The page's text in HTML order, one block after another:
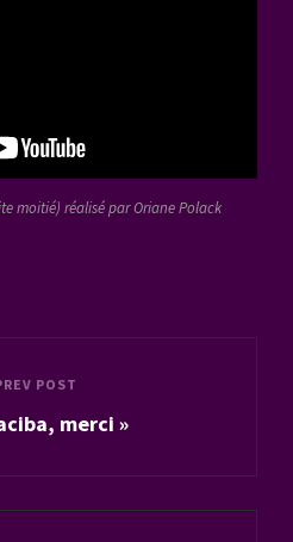
moitié) réalisé par Oriane Polack
POST
merci »